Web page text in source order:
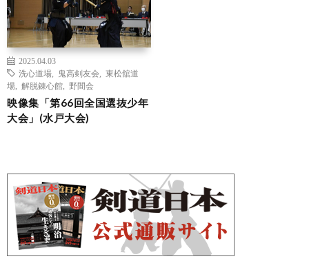
2025.04.03
洗心道場
鬼高剣友会
東松舘道
場
解脱錬心館 野間会
映像集「第66回全国選抜少年
大会」(水戸大会)